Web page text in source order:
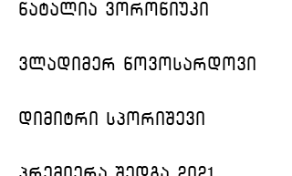
ნატალია ვორონიუკი
ვლადიმერ ნოვოსარდოვი
დიმიტრი სპორიშევი